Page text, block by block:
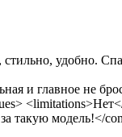
удобно.
и главное не
такую модель!</